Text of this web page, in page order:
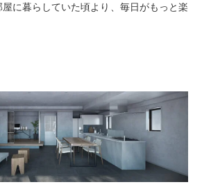
に暮らしていた頃より、毎日がもっと楽